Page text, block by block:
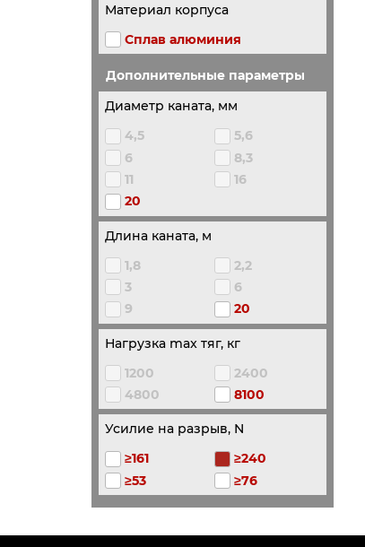
Материал корпуса
Сплав алюминия
Дополнительные параметры
Диаметр каната, мм
4,5
5,6
6
8,3
11
16
20
Длина каната, м
1,8
2,2
3
6
9
20
Нагрузка max тяг, кг
1200
2400
4800
8100
Усилие на разрыв, N
≥161
≥240
≥53
≥76